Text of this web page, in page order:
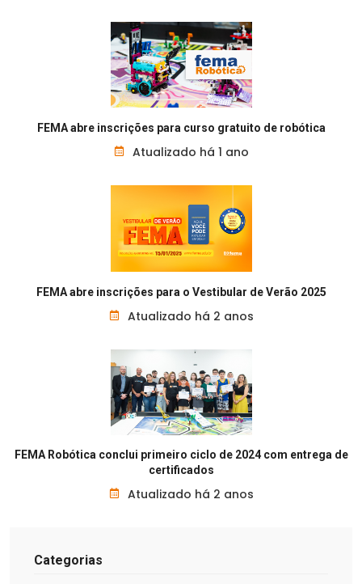
FEMA abre inscrições para curso gratuito de robótica
Atualizado há 1 ano
FEMA abre inscrições para o Vestibular de Verão 2025
Atualizado há 2 anos
FEMA Robótica conclui primeiro ciclo de 2024 com entrega de
certificados
Atualizado há 2 anos
Categorias